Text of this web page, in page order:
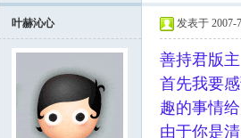
叶赫沁心 发表于 2007-
善持君版主
首先我要
趣的事情
由于你是